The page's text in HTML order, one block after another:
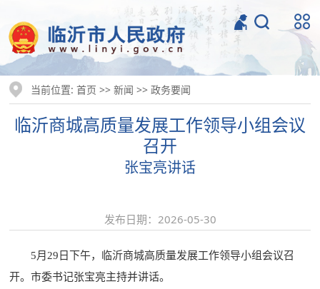
当前位置:首页 >>新闻 >>政务要闻
临沂商城高质量发展工作领导小组会议
召开
张宝亮讲话
发布日期：2026-05-30
5月29日下午，临沂商城高质量发展工作领导小组会议召
开。市委书记张宝亮主持并讲话。